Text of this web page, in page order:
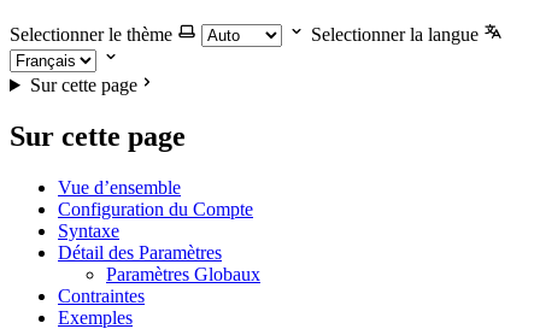
Selectionner le thème Selectionner la langue
Sur cette page
Sur cette page
Vue d’ensemble
Configuration du Compte
Syntaxe
Détail des Paramètres
Paramètres Globaux
Contraintes
Exemples